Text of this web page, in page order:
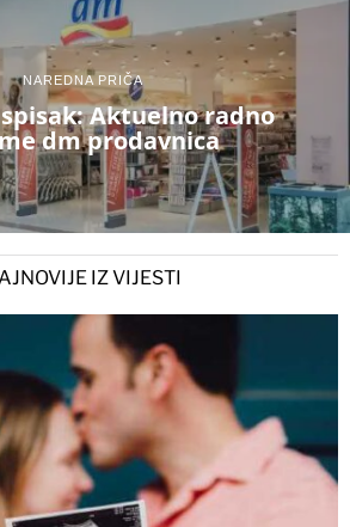
NAREDNA PRIČA
Aktuelno radno
dm prodavnica
IZ VIJESTI